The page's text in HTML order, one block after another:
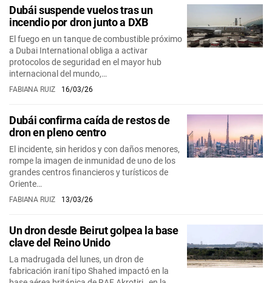
Dubái suspende vuelos tras un
incendio por dron junto a DXB
El fuego en un tanque de combustible próximo
a Dubai International obliga a activar
protocolos de seguridad en el mayor hub
internacional del mundo,…
FABIANA RUIZ 16/03/26
Dubái confirma caída de restos de
dron en pleno centro
El incidente, sin heridos y con daños menores,
rompe la imagen de inmunidad de uno de los
grandes centros financieros y turísticos de
Oriente…
FABIANA RUIZ 13/03/26
Un dron desde Beirut golpea la base
clave del Reino Unido
La madrugada del lunes, un dron de
fabricación iraní tipo Shahed impactó en la